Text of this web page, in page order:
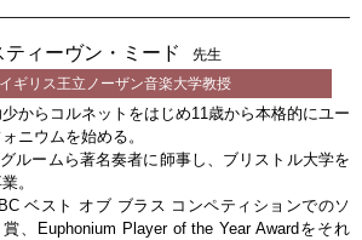
ティーヴン・ミード
先生
イギリス王立ノーザン音楽大学教授
からコルネットをはじめ11歳から本格的にユー
ニウムを始める。
ルームら著名奏者に師事し、ブリストル大学を
。
ベスト オブ ブラス コンペティションでのソ
賞、Euphonium Player of the Year Awardをそれ